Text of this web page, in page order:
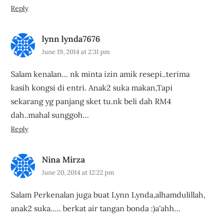
Reply
lynn lynda7676
June 19, 2014 at 2:31 pm
Salam kenalan… nk minta izin amik resepi..terima
kasih kongsi di entri. Anak2 suka makan,Tapi
sekarang yg panjang sket tu.nk beli dah RM4
dah..mahal sunggoh…
Reply
Nina Mirza
June 20, 2014 at 12:22 pm
Salam Perkenalan juga buat Lynn Lynda,alhamdulillah,
anak2 suka….. berkat air tangan bonda :)a'ahh…